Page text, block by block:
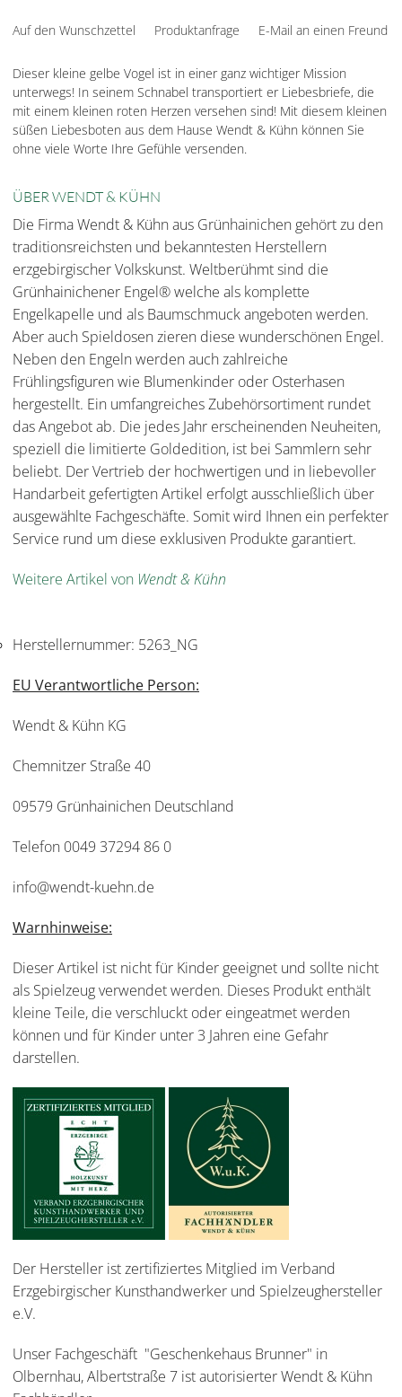
Auf den Wunschzettel Produktanfrage E-Mail an einen Freund
Dieser kleine gelbe Vogel ist in einer ganz wichtiger Mission
unterwegs! In seinem Schnabel transportiert er Liebesbriefe, die
mit einem kleinen roten Herzen versehen sind! Mit diesem kleinen
süßen Liebesboten aus dem Hause Wendt & Kühn können Sie
ohne viele Worte Ihre Gefühle versenden.
ÜBER WENDT & KÜHN
Die Firma Wendt & Kühn aus Grünhainichen gehört zu den
traditionsreichsten und bekanntesten Herstellern
erzgebirgischer Volkskunst. Weltberühmt sind die
Grünhainichener Engel® welche als komplette
Engelkapelle und als Baumschmuck angeboten werden.
Aber auch Spieldosen zieren diese wunderschönen Engel.
Neben den Engeln werden auch zahlreiche
Frühlingsfiguren wie Blumenkinder oder Osterhasen
hergestellt. Ein umfangreiches Zubehörsortiment rundet
das Angebot ab. Die jedes Jahr erscheinenden Neuheiten,
speziell die limitierte Goldedition, ist bei Sammlern sehr
beliebt. Der Vertrieb der hochwertigen und in liebevoller
Handarbeit gefertigten Artikel erfolgt ausschließlich über
ausgewählte Fachgeschäfte. Somit wird Ihnen ein perfekter
Service rund um diese exklusiven Produkte garantiert.
Weitere Artikel von Wendt & Kühn
Herstellernummer: 5263_NG
EU Verantwortliche Person:
Wendt & Kühn KG
Chemnitzer Straße 40
09579 Grünhainichen Deutschland
Telefon 0049 37294 86 0
info@wendt-kuehn.de
Warnhinweise:
Dieser Artikel ist nicht für Kinder geeignet und sollte nicht
als Spielzeug verwendet werden. Dieses Produkt enthält
kleine Teile, die verschluckt oder eingeatmet werden
können und für Kinder unter 3 Jahren eine Gefahr
darstellen.
Der Hersteller ist zertifiziertes Mitglied im Verband
Erzgebirgischer Kunsthandwerker und Spielzeughersteller
e.V.
Unser Fachgeschäft "Geschenkehaus Brunner" in
Olbernhau, Albertstraße 7 ist autorisierter Wendt & Kühn